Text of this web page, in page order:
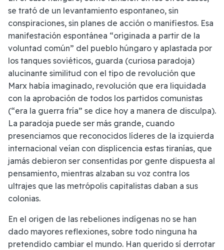
se trató de un levantamiento espontaneo, sin
conspiraciones, sin planes de acción o manifiestos. Esa
manifestación espontánea “originada a partir de la
voluntad común” del pueblo húngaro y aplastada por
los tanques soviéticos, guarda (curiosa paradoja)
alucinante similitud con el tipo de revolución que
Marx había imaginado, revolución que era liquidada
con la aprobación de todos los partidos comunistas
(“era la guerra fría” se dice hoy a manera de disculpa).
La paradoja puede ser más grande, cuando
presenciamos que reconocidos líderes de la izquierda
internacional veían con displicencia estas tiranías, que
jamás debieron ser consentidas por gente dispuesta al
pensamiento, mientras alzaban su voz contra los
ultrajes que las metrópolis capitalistas daban a sus
colonias.
En el origen de las rebeliones indígenas no se han
dado mayores reflexiones, sobre todo ninguna ha
pretendido cambiar el mundo. Han querido sí derrotar